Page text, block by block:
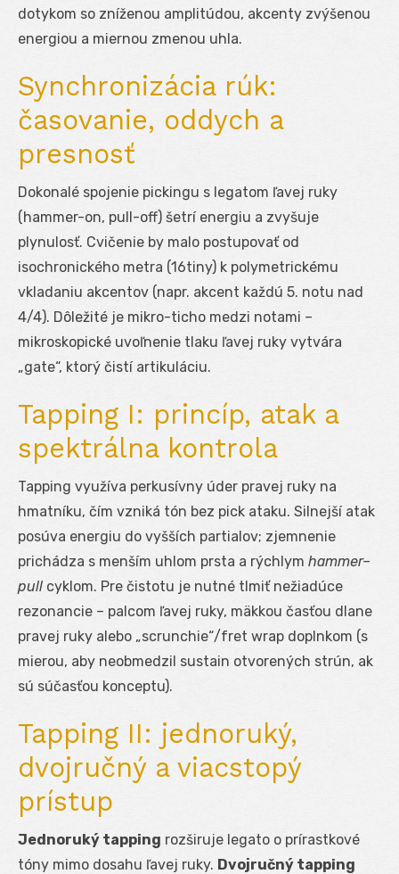
dotykom so zníženou amplitúdou, akcenty zvýšenou
energiou a miernou zmenou uhla.
Synchronizácia rúk:
časovanie, oddych a
presnosť
Dokonalé spojenie pickingu s legatom ľavej ruky
(hammer-on, pull-off) šetrí energiu a zvyšuje
plynulosť. Cvičenie by malo postupovať od
isochronického metra (16tiny) k polymetrickému
vkladaniu akcentov (napr. akcent každú 5. notu nad
4/4). Dôležité je mikro-ticho medzi notami –
mikroskopické uvoľnenie tlaku ľavej ruky vytvára
„gate“, ktorý čistí artikuláciu.
Tapping I: princíp, atak a
spektrálna kontrola
Tapping využíva perkusívny úder pravej ruky na
hmatníku, čím vzniká tón bez pick ataku. Silnejší atak
posúva energiu do vyšších partialov; zjemnenie
prichádza s menším uhlom prsta a rýchlym hammer–
pull cyklom. Pre čistotu je nutné tlmiť nežiadúce
rezonancie – palcom ľavej ruky, mäkkou časťou dlane
pravej ruky alebo „scrunchie“/fret wrap doplnkom (s
mierou, aby neobmedzil sustain otvorených strún, ak
sú súčasťou konceptu).
Tapping II: jednoruký,
dvojručný a viacstopý
prístup
Jednoruký tapping rozširuje legato o prírastkové
tóny mimo dosahu ľavej ruky. Dvojručný tapping